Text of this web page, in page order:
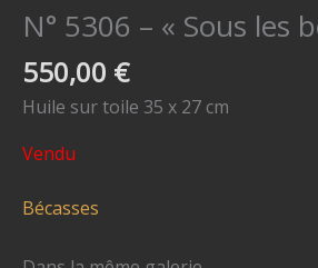
N° 5306 – « Sous les
550,00 €
Huile sur toile 35 x 27 cm
Vendu
Bécasses